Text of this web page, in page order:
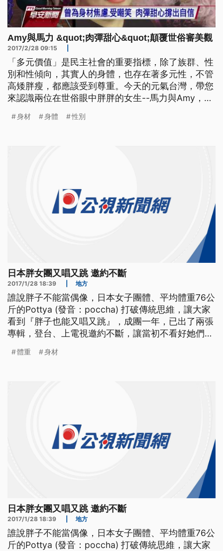
Amy與馬力 &quot;肉彈甜心&quot;顛覆世俗審美觀
2017/2/28 09:15
「多元價值」是民主社會的重要指標，除了族群、性
別和性傾向，其實人的身體，也存在著多元性，不管
高矮胖瘦，都應該受到尊重。今天的元氣台灣，帶您
來認識兩位在世俗眼中胖胖的女生--馬力與Amy，以
成的肉彈甜心，目標是要把美的窄門，用力擠寬。兩
身材 身體 性別
日本胖女團又唱又跳 邀約不斷
2017/1/28 18:39 地方
誰說胖子不能當偶像，日本女子團體、平均體重76公
斤的Pottya (發音：poccha) 打破傳統思維，讓大家
看到『胖子也能又唱又跳』，成團一年，已出了兩張
專輯，登台、上電視邀約不斷，讓當初不看好她們的
團體，穿短裙大跳熱舞，勇於展現自己的胖腿跟肉感
體重 身材
日本胖女團又唱又跳 邀約不斷
2017/1/28 18:39 地方
誰說胖子不能當偶像，日本女子團體、平均體重76公
斤的Pottya (發音：poccha) 打破傳統思維，讓大家